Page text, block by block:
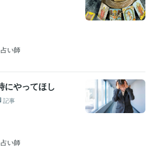
い師
にやってほし
記事
い師